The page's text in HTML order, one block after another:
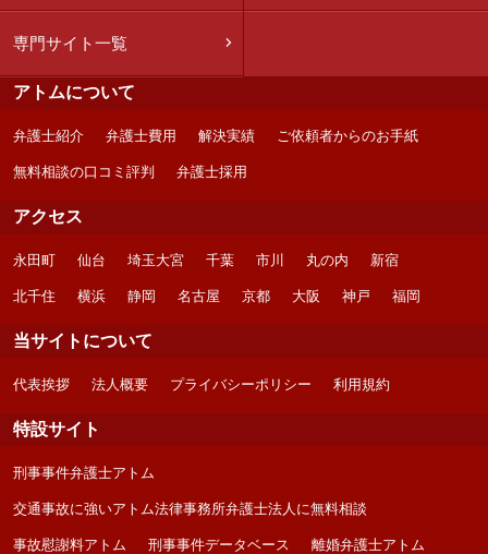
専門サイト一覧
アトムについて
弁護士紹介 弁護士費用 解決実績 ご依頼者からのお手紙
無料相談の口コミ評判 弁護士採用
アクセス
永田町 仙台 埼玉大宮 千葉 市川 丸の内 新宿
北千住 横浜 静岡 名古屋 京都 大阪 神戸 福岡
当サイトについて
代表挨拶 法人概要 プライバシーポリシー 利用規約
特設サイト
刑事事件弁護士アトム
交通事故に強いアトム法律事務所弁護士法人に無料相談
事故慰謝料アトム 刑事事件データベース 離婚弁護士アトム